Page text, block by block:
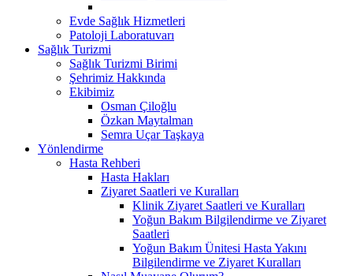
Evde Sağlık Hizmetleri
Patoloji Laboratuvarı
Sağlık Turizmi
Sağlık Turizmi Birimi
Şehrimiz Hakkında
Ekibimiz
Osman Çiloğlu
Özkan Maytalman
Semra Uçar Taşkaya
Yönlendirme
Hasta Rehberi
Hasta Hakları
Ziyaret Saatleri ve Kuralları
Klinik Ziyaret Saatleri ve Kuralları
Yoğun Bakım Bilgilendirme ve Ziyaret
Saatleri
Yoğun Bakım Ünitesi Hasta Yakını
Bilgilendirme ve Ziyaret Kuralları